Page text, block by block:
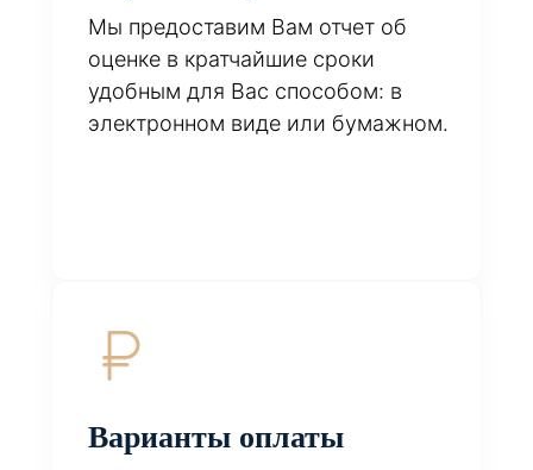
Мы предоставим Вам отчет об
оценке в кратчайшие сроки
удобным для Вас способом: в
электронном виде или бумажном.
Варианты оплаты